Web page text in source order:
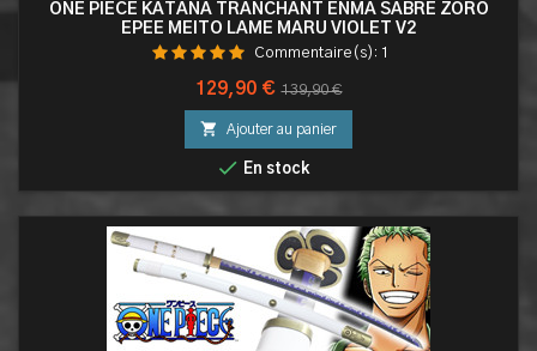
ONE PIECE KATANA TRANCHANT ENMA SABRE ZORO
EPEE MEITO LAME MARU VIOLET V2
Commentaire(s): 1
Prix
129,90 € Prix
base
139,90 €
 Ajouter au panier
 En stock